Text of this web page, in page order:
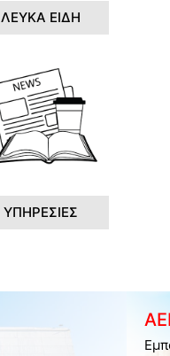
ΛΕΥΚΑ ΕΙΔΗ
ΥΠΗΡΕΣΙΕΣ